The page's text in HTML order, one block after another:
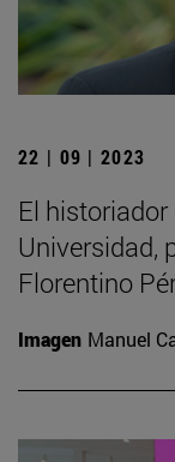
22 | 09 | 2023
El
Universidad,
Florentino
Imagen Manuel